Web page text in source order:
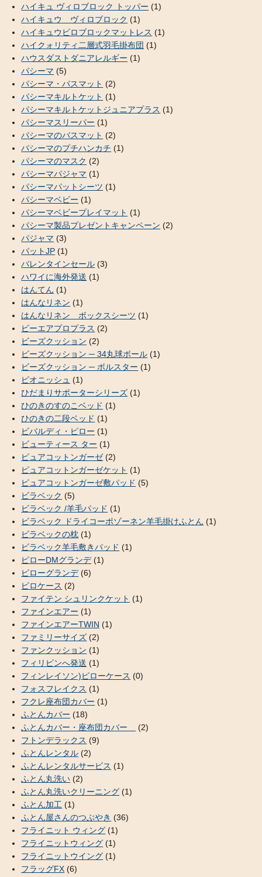
ハイキュ ヴィロブロック トッパー (1)
ハイキュウ ヴィロブロック (1)
ハイキュウビロブロックマットレス (1)
ハイクォリティ二層式羽毛掛布団 (1)
ハウスダストダニアレルギー (1)
パシーマ (5)
パシーマ・バスマット (2)
パシーマキルトケット (1)
パシーマキルトケットジュニアプラス (1)
パシーマスリーパー (1)
パシーマのバスマット (2)
パシーマのプチハンカチ (1)
パシーマのマスク (2)
パシーマパジャマ (1)
パシーマパットシーツ (1)
パシーマベビー (1)
パシーマベビープレイマット (1)
パシーマ製品プレゼントキャンペーン (2)
パジャマ (3)
パットJP (1)
バレンタインセール (3)
ハワイに海外発送 (1)
はんてん (1)
はんなリネン (1)
はんなリネン ボックスシーツ (1)
ビーエアプロプラス (2)
ビーズクッション (2)
ビーズクッション ─ 34丸球ボール (1)
ビーズクッション ─ ボルスター (1)
ピオニッシュ (1)
ひだまりサポーターシリーズ (1)
ひのきのすのこベッド (1)
ひのきの二段ベッド (1)
ビバルディ・ピロー (1)
ビューティース ター (1)
ピュアコットンガーゼ(2)
ピュアコットンガーゼケット (1)
ピュアコットンガーゼ敷パッド (5)
ビラベック (5)
ビラベック /羊毛パッド (1)
ビラベック ドライコーポゾーネン羊毛掛けふとん (1)
ビラベックの枕 (1)
ビラベック羊毛敷きパッド (1)
ピローDMグランデ(1)
ピローグランデ(6)
ピロケース (2)
ファイテン シュリンクケット (1)
ファインエアー (1)
ファインエアーTWIN (1)
ファミリーサイズ (2)
ファンクッション (1)
フィリピンへ発送 (1)
フィンレイソン)ピローケース (0)
フォスフレイクス (1)
フクレ座布団カバー (1)
ふとんカバー (18)
ふとんカバー・座布団カバー
(2)
フトンデラックス (9)
ふとんレンタル (2)
ふとんレンタルサービス (1)
ふとん丸洗い (2)
ふとん丸洗いクリーニング (1)
ふとん加工 (1)
ふとん屋さんのつぶやき (36)
フライニット ウィング (1)
フライニットウィング (1)
フライニットウイング (1)
フラッグFX (6)